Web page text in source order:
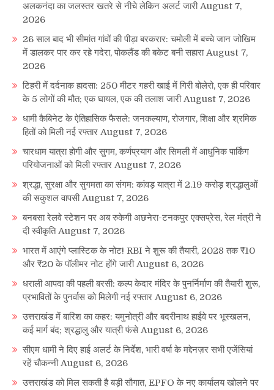
अलकनंदा का जलस्तर खतरे से नीचे लेकिन अलर्ट जारी August 7,
2026
26 साल बाद भी सीमांत गांवों की पीड़ा बरकरार: चमोली में बच्चे जान जोखिम
में डालकर पार कर रहे गदेरा, पोकलैंड की बकेट बनी सहारा August 7,
2026
टिहरी में दर्दनाक हादसा: 250 मीटर गहरी खाई में गिरी बोलेरो, एक ही परिवार
के 5 लोगों की मौत; एक घायल, एक की तलाश जारी August 7, 2026
धामी कैबिनेट के ऐतिहासिक फैसले: जनकल्याण, रोजगार, शिक्षा और श्रमिक
हितों को मिली नई रफ्तार August 7, 2026
चारधाम यात्रा होगी और सुगम, कर्णप्रयाग और सिमली में आधुनिक पार्किंग
परियोजनाओं को मिली रफ्तार August 7, 2026
श्रद्धा, सुरक्षा और सुगमता का संगम: कांवड़ यात्रा में 2.19 करोड़ श्रद्धालुओं
की सकुशल वापसी August 7, 2026
बनबसा रेलवे स्टेशन पर अब रुकेगी अछनेरा-टनकपुर एक्सप्रेस, रेल मंत्री ने
दी स्वीकृति August 7, 2026
भारत में आएंगे प्लास्टिक के नोट! RBI ने शुरू की तैयारी, 2028 तक ₹10
और ₹20 के पॉलीमर नोट होंगे जारी August 6, 2026
धराली आपदा की पहली बरसी: कल्प केदार मंदिर के पुनर्निर्माण की तैयारी शुरू,
प्रभावितों के पुनर्वास को मिलेगी नई रफ्तार August 6, 2026
उत्तराखंड में बारिश का कहर: यमुनोत्री और बदरीनाथ हाईवे पर भूस्खलन,
कई मार्ग बंद; श्रद्धालु और यात्री फंसे August 6, 2026
सीएम धामी ने दिए हाई अलर्ट के निर्देश, भारी वर्षा के मद्देनज़र सभी एजेंसियां
रहें चौकन्नी August 6, 2026
उत्तराखंड को मिल सकती है बड़ी सौगात, EPFO के नए कार्यालय खोलने पर